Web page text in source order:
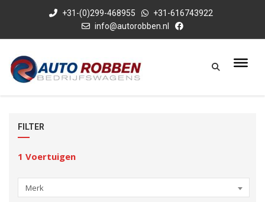
+31-(0)299-468955
+31-616743922
info@autorobben.nl
FILTER
1 Voertuigen
Merk